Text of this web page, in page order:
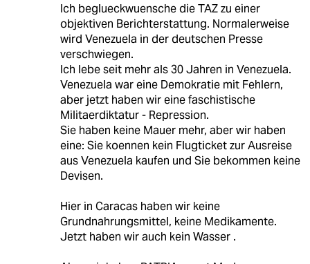
Ich beglueckwuensche die TAZ zu einer
objektiven Berichterstattung. Normalerweise
wird Venezuela in der deutschen Presse
verschwiegen.
Ich lebe seit mehr als 30 Jahren in Venezuela.
Venezuela war eine Demokratie mit Fehlern,
aber jetzt haben wir eine faschistische
Militaerdiktatur - Repression.
Sie haben keine Mauer mehr, aber wir haben
eine: Sie koennen kein Flugticket zur Ausreise
aus Venezuela kaufen und Sie bekommen keine
Devisen.
Hier in Caracas haben wir keine
Grundnahrungsmittel, keine Medikamente.
Jetzt haben wir auch kein Wasser .